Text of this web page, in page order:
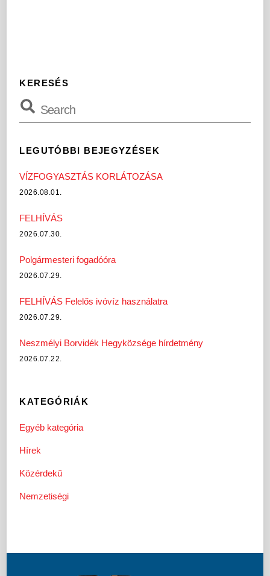
KERESÉS
LEGUTÓBBI BEJEGYZÉSEK
VÍZFOGYASZTÁS KORLÁTOZÁSA
2026.08.01.
FELHÍVÁS
2026.07.30.
Polgármesteri fogadóóra
2026.07.29.
FELHÍVÁS Felelős ivóvíz használatra
2026.07.29.
Neszmélyi Borvidék Hegyközsége hírdetmény
2026.07.22.
KATEGÓRIÁK
Egyéb kategória
Hírek
Közérdekű
Nemzetiségi